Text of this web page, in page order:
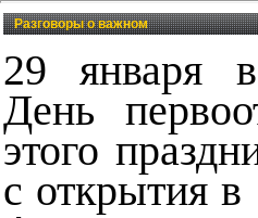
Разговоры о важном
29 января
День
этого
с открытия в